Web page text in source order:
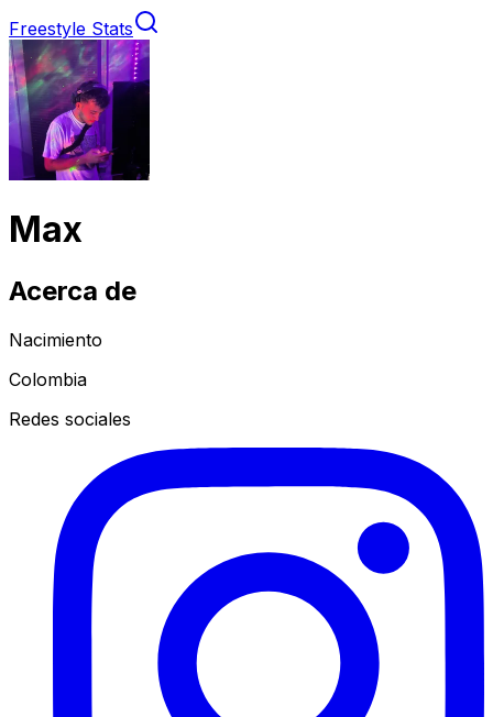
Freestyle Stats
Max
Acerca de
Nacimiento
Colombia
Redes sociales